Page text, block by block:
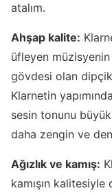
atalım.
Ahşap kalite:
üfleyen müzisyenin
gövdesi olan
Klarnetin
sesin tonunu
daha zengin ve
Ağızlık ve kamış:
kamışın